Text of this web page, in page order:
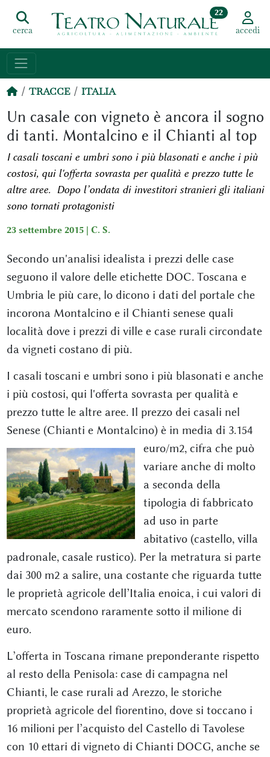
cerca
22
accedi
TRACCE ITALIA
Un casale con vigneto è ancora il sogno
di tanti. Montalcino e il Chianti al top
I casali toscani e umbri sono i più blasonati e anche i più
costosi, qui l'offerta sovrasta per qualità e prezzo tutte le
altre aree. Dopo l’ondata di investitori stranieri gli italiani
sono tornati protagonisti
23 settembre 2015 | C. S.
Secondo un'analisi idealista i prezzi delle case
seguono il valore delle etichette DOC. Toscana e
Umbria le più care, lo dicono i dati del portale che
incorona Montalcino e il Chianti senese quali
località dove i prezzi di ville e case rurali circondate
da vigneti costano di più.
I casali toscani e umbri sono i più blasonati e anche
i più costosi, qui l'offerta sovrasta per qualità e
prezzo tutte le altre aree. Il prezzo dei casali nel
Senese (Chianti e Montalcino) è in media di 3.154
euro/m2, cifra che può
variare anche di molto
a seconda della
tipologia di fabbricato
ad uso in parte
abitativo (castello, villa
padronale, casale rustico). Per la metratura si parte
dai 300 m2 a salire, una costante che riguarda tutte
le proprietà agricole dell’Italia enoica, i cui valori di
mercato scendono raramente sotto il milione di
euro.
L’offerta in Toscana rimane preponderante rispetto
al resto della Penisola: case di campagna nel
Chianti, le case rurali ad Arezzo, le storiche
proprietà agricole del fiorentino, dove si toccano i
16 milioni per l’acquisto del Castello di Tavolese
con 10 ettari di vigneto di Chianti DOCG, anche se